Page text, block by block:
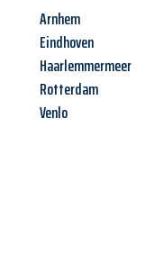
Arnhem
Eindhoven
Haarlemmermeer
Rotterdam
Venlo